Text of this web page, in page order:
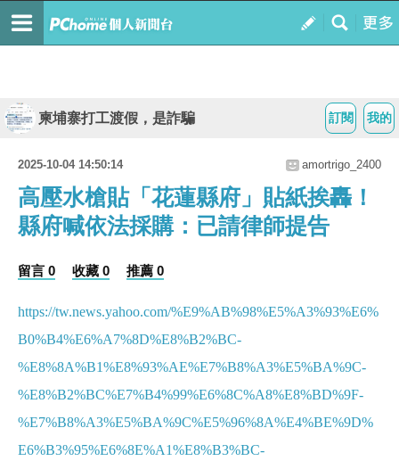
我的
訂閱
柬埔寨打工渡假，是詐騙
2025-10-04 14:50:14 amortrigo_2400
高壓水槍貼「花蓮縣府」貼紙挨轟！
縣府喊依法採購：已請律師提告
留言 0 收藏 0 推薦 0
https://tw.news.yahoo.com/%E9%AB%98%E5%A3%93%E6%
B0%B4%E6%A7%8D%E8%B2%BC-
%E8%8A%B1%E8%93%AE%E7%B8%A3%E5%BA%9C-
%E8%B2%BC%E7%B4%99%E6%8C%A8%E8%BD%9F-
%E7%B8%A3%E5%BA%9C%E5%96%8A%E4%BE%9D%
E6%B3%95%E6%8E%A1%E8%B3%BC-